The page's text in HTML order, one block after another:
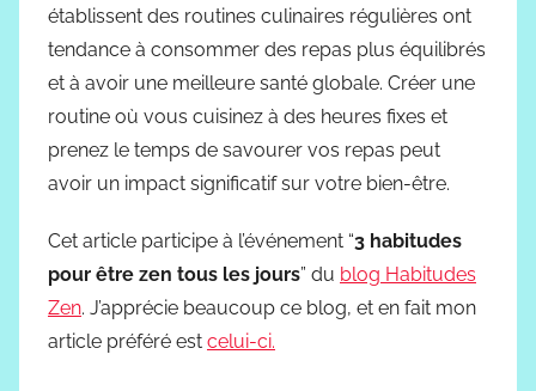
établissent des routines culinaires régulières ont
tendance à consommer des repas plus équilibrés
et à avoir une meilleure santé globale. Créer une
routine où vous cuisinez à des heures fixes et
prenez le temps de savourer vos repas peut
avoir un impact significatif sur votre bien-être.
Cet article participe à l’événement “3 habitudes
pour être zen tous les jours” du blog Habitudes
Zen. J’apprécie beaucoup ce blog, et en fait mon
article préféré est celui-ci.